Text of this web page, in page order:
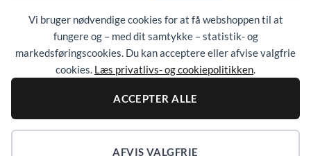
Vi bruger nødvendige cookies for at få webshoppen til at
fungere og – med dit samtykke – statistik- og
markedsføringscookies. Du kan acceptere eller afvise valgfrie
cookies. Læs privatlivs- og cookiepolitikken.
ACCEPTER ALLE
AFVIS VALGFRIE
Alle rettigheder forbeholdes © 1976 - 2026TEX-